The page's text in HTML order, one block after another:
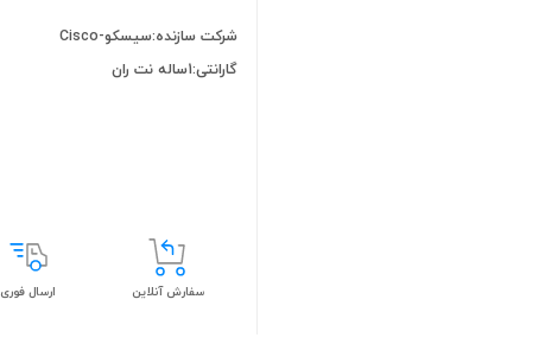
شرکت سازنده:سیسکو-Cisco
گارانتی:1ساله نت ران
سفارش آنلاین ارسال فوری